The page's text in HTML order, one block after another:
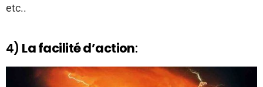
etc..
4) La facilité d’action: